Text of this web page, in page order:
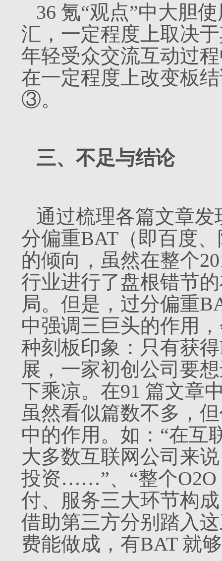
36 氪“观点”中大胆
汇，一定程度上取决
年轻受众交流互动过
在一定程度上改变板
③。
三、不足与结论
通过梳理各篇文章发
分偏重BAT（即百度
的倾向，虽然在整个
行业进行了盘根错节
局。但是，过分偏重
中强调三巨头的作用
种刻板印象：只有获
展，一家初创公司要
下乘凉。在91 篇文章
虽然看似篇数不多，
中的作用。如：“在互
大多数互联网公司来
投资……”、“整个O2O
付、服务三大环节构
借助第三方分别踏入
费能做成，有BAT 就